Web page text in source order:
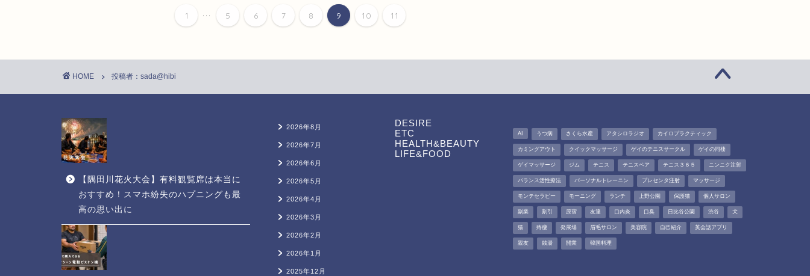
1 ... 5 6 7 8 9 10 11
HOME 投稿者：sada@hibi
【隅田川花火大会】有料観覧席は本当に
おすすめ！スマホ紛失のハプニングも最
高の思い出に
2026年8月
2026年7月
2026年6月
2026年5月
2026年4月
2026年3月
2026年2月
2026年1月
2025年12月
DESIRE
ETC
HEALTH&BEAUTY
LIFE&FOOD
AI うつ病 さくら水産 アタシロラジオ カイロプラクティック
カミングアウト クイックマッサージ ゲイのテニスサークル ゲイの同棲
ゲイマッサージ ジム テニス テニスベア テニス３６５ ニンニク注射
バランス活性療法 パーソナルトレーニン プレセンタ注射 マッサージ
モンテセラピー モーニング ランチ 上野公園 保護猫 個人サロン
副業 割引 原宿 友達 口内炎 口臭 日比谷公園 渋谷 犬
猫 痔瘻 発展場 眉毛サロン 美容院 自己紹介 英会話アプリ
親友 銭湯 開業 韓国料理